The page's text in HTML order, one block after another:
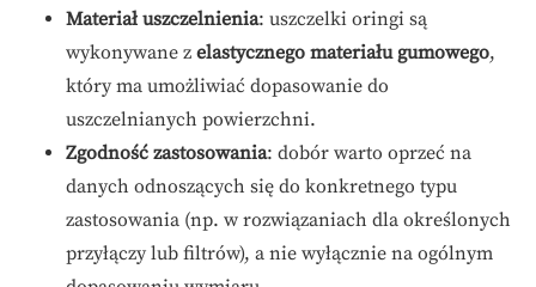
Materiał uszczelnienia: uszczelki oringi są
wykonywane z elastycznego materiału gumowego,
który ma umożliwiać dopasowanie do
uszczelnianych powierzchni.
Zgodność zastosowania: dobór warto oprzeć na
danych odnoszących się do konkretnego typu
zastosowania (np. w rozwiązaniach dla określonych
przyłączy lub filtrów), a nie wyłącznie na ogólnym